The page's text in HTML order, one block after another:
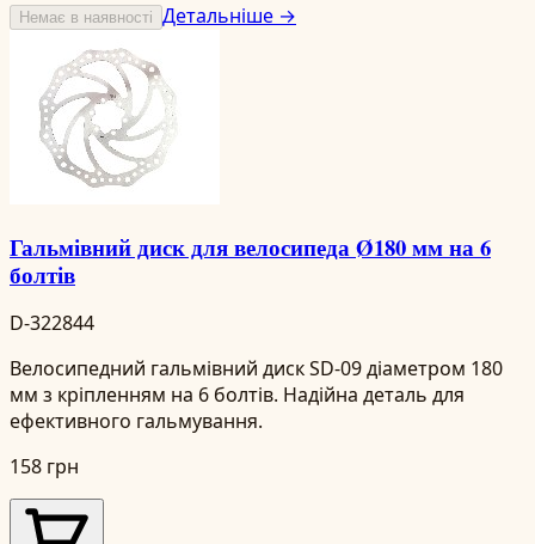
Немає в наявності Детальніше →
Гальмівний диск для велосипеда Ø180 мм на 6
болтів
D-322844
Велосипедний гальмівний диск SD-09 діаметром 180
мм з кріпленням на 6 болтів. Надійна деталь для
ефективного гальмування.
158 грн